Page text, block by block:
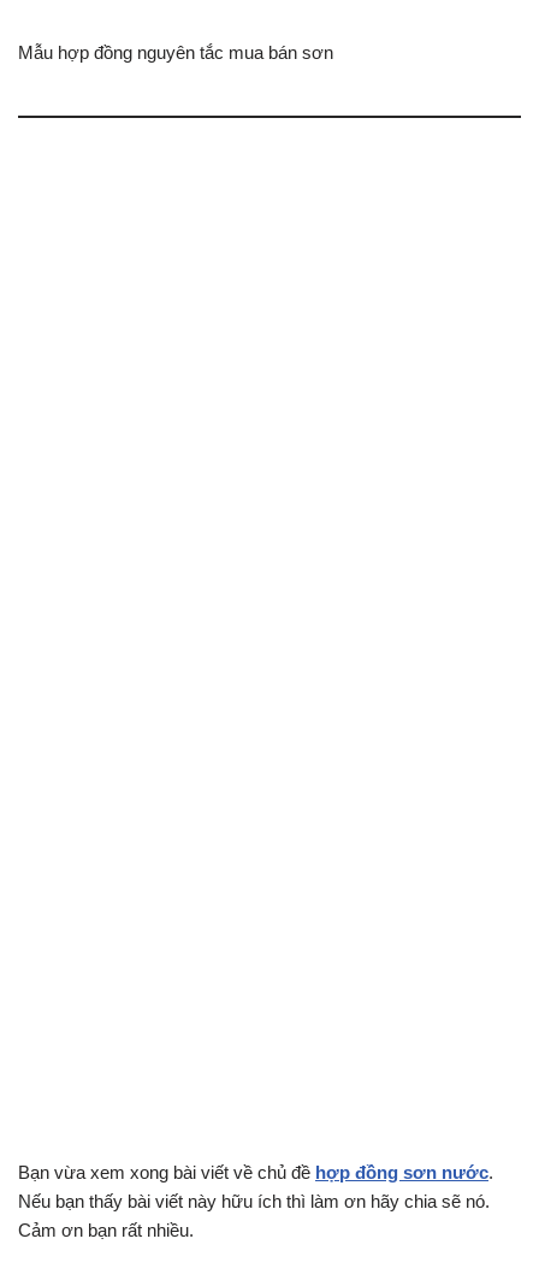
Mẫu hợp đồng nguyên tắc mua bán sơn
Bạn vừa xem xong bài viết về chủ đề hợp đồng sơn nước.
Nếu bạn thấy bài viết này hữu ích thì làm ơn hãy chia sẽ nó.
Cảm ơn bạn rất nhiều.